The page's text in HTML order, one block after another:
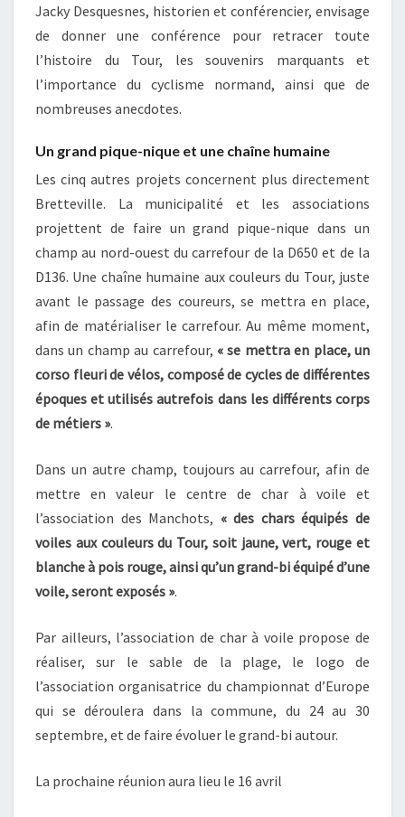
Jacky Desquesnes, historien et conférencier, envisage
de donner une conférence pour retracer toute
l’histoire du Tour, les souvenirs marquants et
l’importance du cyclisme normand, ainsi que de
nombreuses anecdotes.
Un grand pique-nique et une chaîne humaine
Les cinq autres projets concernent plus directement
Bretteville. La municipalité et les associations
projettent de faire un grand pique-nique dans un
champ au nord-ouest du carrefour de la D650 et de la
D136. Une chaîne humaine aux couleurs du Tour, juste
avant le passage des coureurs, se mettra en place,
afin de matérialiser le carrefour. Au même moment,
dans un champ au carrefour, « se mettra en place, un
corso fleuri de vélos, composé de cycles de différentes
époques et utilisés autrefois dans les différents corps
de métiers ».
Dans un autre champ, toujours au carrefour, afin de
mettre en valeur le centre de char à voile et
l’association des Manchots, « des chars équipés de
voiles aux couleurs du Tour, soit jaune, vert, rouge et
blanche à pois rouge, ainsi qu’un grand-bi équipé d’une
voile, seront exposés ».
Par ailleurs, l’association de char à voile propose de
réaliser, sur le sable de la plage, le logo de
l’association organisatrice du championnat d’Europe
qui se déroulera dans la commune, du 24 au 30
septembre, et de faire évoluer le grand-bi autour.
La prochaine réunion aura lieu le 16 avril